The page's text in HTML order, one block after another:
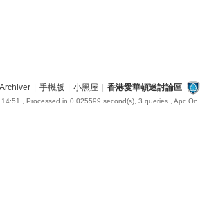
Archiver 手機版 小黑屋 香港愛華頓迷討論區
, Processed in 0.025599 second(s), 3 queries , Apc On.